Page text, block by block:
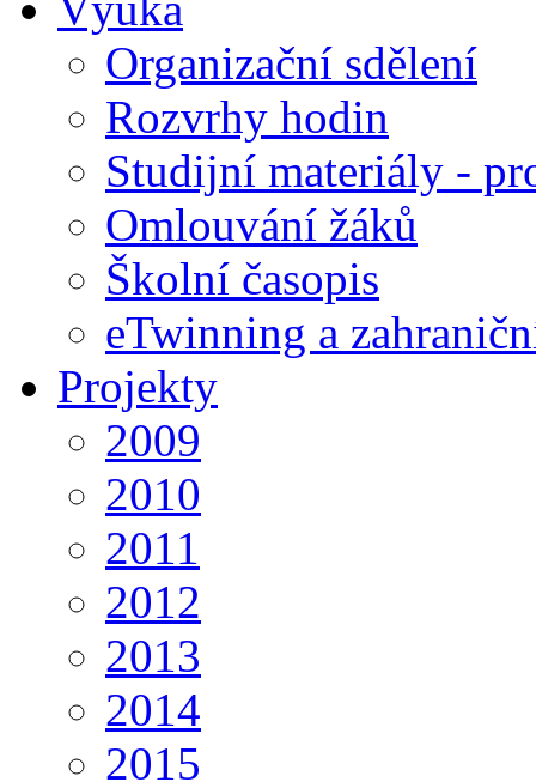
Organizační sdělení
Rozvrhy hodin
Studijní materiály -
Omlouvání žáků
Školní časopis
eTwinning a
Projekty
2009
2010
2011
2012
2013
2014
2015